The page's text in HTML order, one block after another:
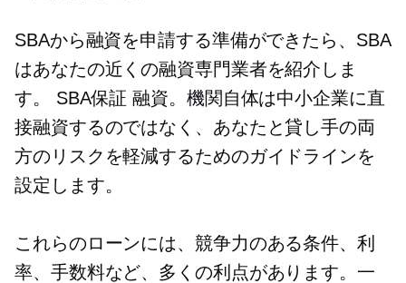
SBAから融資を申請する準備ができたら、SBA
はあなたの近くの融資専門業者を紹介しま
す。 SBA保証 融資。機関自体は中小企業に直
接融資するのではなく、あなたと貸し手の両
方のリスクを軽減するためのガイドラインを
設定します。
これらのローンには、競争力のある条件、利
率、手数料など、多くの利点があります。一